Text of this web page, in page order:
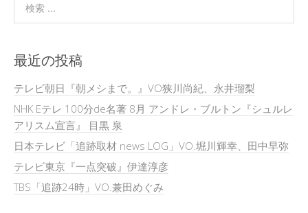
最近の投稿
テレビ朝日『朝メシまで。』VO狭川尚紀、永井瑠梨
NHK Eテレ 100分de名著 8月 アンドレ・ブルトン『シュルレ
アリスム宣言』 目黒 泉
日本テレビ「追跡取材 news LOG」VO.堀川輝幸、田中早弥
テレビ東京『一点突破』伊達淳彦
TBS「追跡24時」VO.兼田めぐみ